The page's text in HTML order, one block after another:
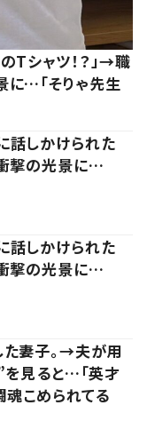
Tシャツ！？」→職
…「そりゃ先生
しかけられた
撃の光景に…
しかけられた
撃の光景に…
妻子。→夫が用
見ると…「英才
魂こめられてる